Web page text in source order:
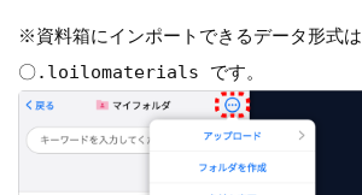
※資料箱にインポートできるデータ形式は
〇.loilomaterials です。